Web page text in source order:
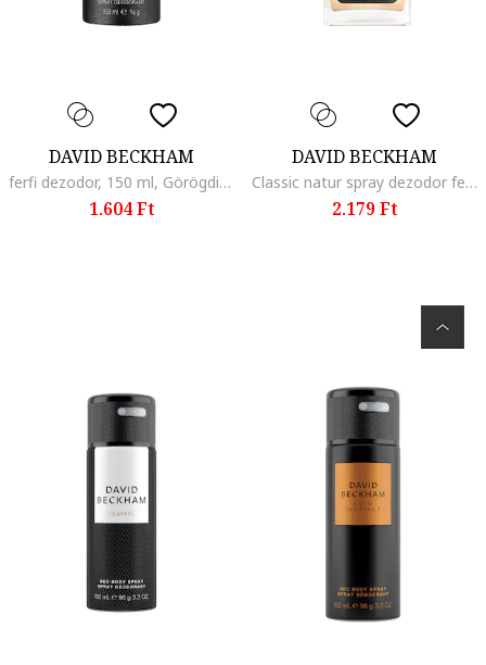
DAVID BECKHAM
ferfi dezodor, 150 ml, Görögdinnye/Grapefruit/Rózsaszín bors
1.604 Ft
DAVID BECKHAM
Classic natur spray dezodor ferfiaknak, 75 ml - 56878, Lime/Galbánum
2.179 Ft